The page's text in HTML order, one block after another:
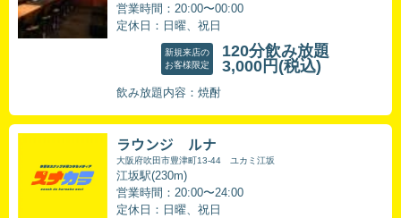
営業時間：20:00〜00:00
定休日：日曜、祝日
新規来店の
お客様限定
120分飲み放題
3,000円 (税込)
飲み放題内容：焼酎
ラウンジ ルナ
大阪府吹田市豊津町13-44 ユカミ江坂
江坂駅(230m)
営業時間：20:00〜24:00
定休日：日曜、祝日